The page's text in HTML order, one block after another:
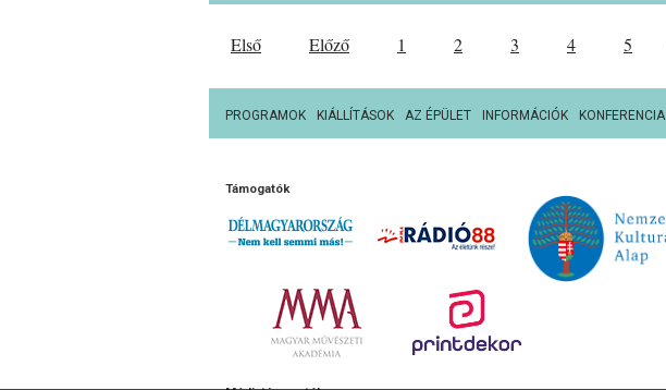
Első Előző 1 2 3 4 5
PROGRAMOK KIÁLLÍTÁSOK AZ ÉPÜLET INFORMÁCIÓK KONFERENCIA
Támogatók